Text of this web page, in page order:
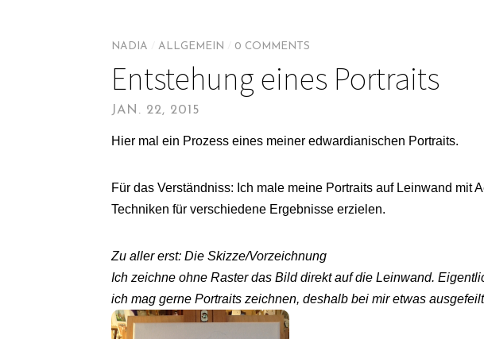
NADIA ALLGEMEIN 0 COMMENTS
Entstehung eines Portraits
JAN. 22, 2015
Hier mal ein Prozess eines meiner edwardianischen Portraits.
Für das Verständniss: Ich male meine Portraits auf Leinwand mit
Techniken für verschiedene Ergebnisse erzielen.
Zu aller erst: Die Skizze/Vorzeichnung
Ich zeichne ohne Raster das Bild direkt auf die Leinwand.
ich mag gerne Portraits zeichnen, deshalb bei mir etwas